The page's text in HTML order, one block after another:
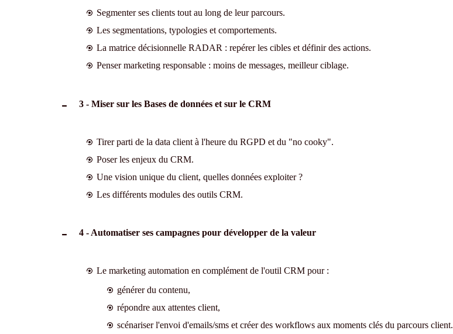
Segmenter ses clients tout au long de leur parcours.
Les segmentations, typologies et comportements.
La matrice décisionnelle RADAR : repérer les cibles et définir des actions.
Penser marketing responsable : moins de messages, meilleur ciblage.
3 - Miser sur les Bases de données et sur le CRM
Tirer parti de la data client à l'heure du RGPD et du "no cooky".
Poser les enjeux du CRM.
Une vision unique du client, quelles données exploiter ?
Les différents modules des outils CRM.
4 - Automatiser ses campagnes pour développer de la valeur
Le marketing automation en complément de l'outil CRM pour :
générer du contenu,
répondre aux attentes client,
scénariser l'envoi d'emails/sms et créer des workflows aux moments clés du parcours client.